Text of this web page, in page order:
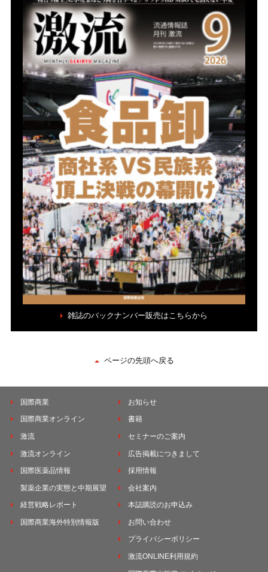
雑誌のバックナンバー販売はこちらから
ページの先頭へ戻る
国際商業
国際商業オンライン
激流
激流オンライン
国際医薬品情報
製薬企業の実態と中期展望
経営戦略レポート
国際商業海外特別情報版
お知らせ
書籍
セミナーのご案内
広告掲載につきまして
採用情報
会社案内
本誌購読のお申込み
お問い合わせ
プライバシーポリシー
激流ONLINE利用規約